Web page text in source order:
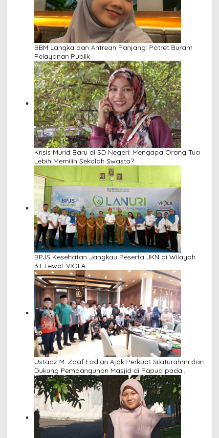
BBM Langka dan Antrean Panjang: Potret Buram
Pelayanan Publik
Krisis Murid Baru di SD Negeri: Mengapa Orang Tua
Lebih Memilih Sekolah Swasta?
BPJS Kesehatan Jangkau Peserta JKN di Wilayah
3T Lewat VIOLA
Ustadz M. Zaaf Fadlan Ajak Perkuat Silaturahmi dan
Dukung Pembangunan Masjid di Papua pada
Pengajian Yayasan Alimbas Insan Cita